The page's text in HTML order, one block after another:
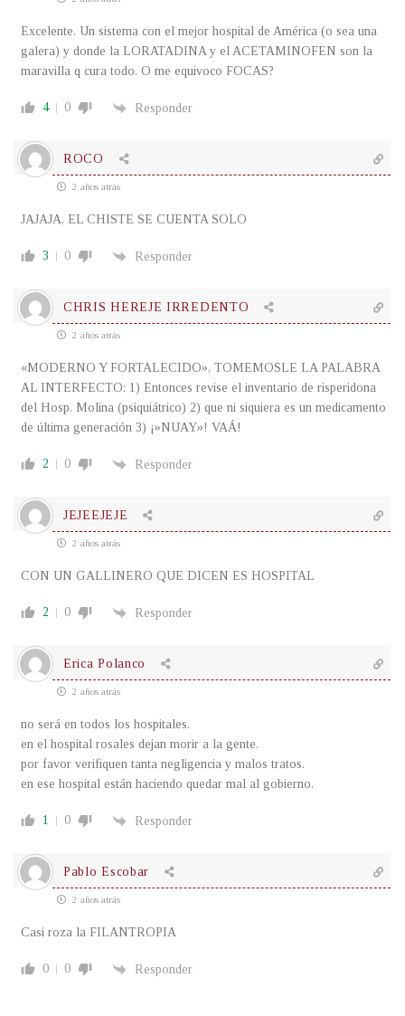
Excelente. Un sistema con el mejor hospital de América (o sea una
galera) y donde la LORATADINA y el ACETAMINOFEN son la
maravilla q cura todo. O me equivoco FOCAS?
4 0 Responder
ROCO
2 años atrás
JAJAJA, EL CHISTE SE CUENTA SOLO
3 0 Responder
CHRIS HEREJE IRREDENTO
2 años atrás
«MODERNO Y FORTALECIDO», TOMEMOSLE LA PALABRA
AL INTERFECTO: 1) Entonces revise el inventario de risperidona
del Hosp. Molina (psiquiátrico) 2) que ni siquiera es un medicamento
de última generación 3) ¡»NUAY»! VAÁ!
2 0 Responder
JEJEEJEJE
2 años atrás
CON UN GALLINERO QUE DICEN ES HOSPITAL
2 0 Responder
Erica Polanco
2 años atrás
no será en todos los hospitales.
en el hospital rosales dejan morir a la gente.
por favor verifiquen tanta negligencia y malos tratos.
en ese hospital están haciendo quedar mal al gobierno.
1 0 Responder
Pablo Escobar
2 años atrás
Casi roza la FILANTROPIA
0 0 Responder